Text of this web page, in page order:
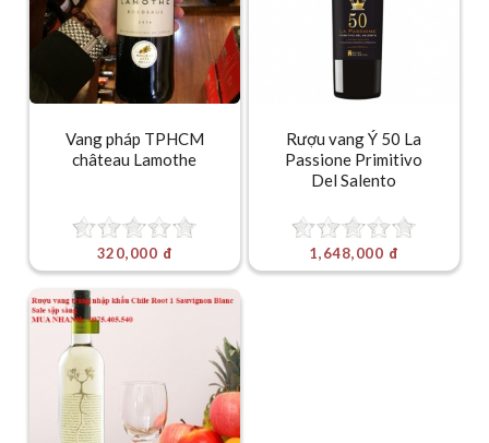
Vang pháp TPHCM
château Lamothe
320,000 đ
Rượu vang Ý 50 La
Passione Primitivo
Del Salento
1,648,000 đ